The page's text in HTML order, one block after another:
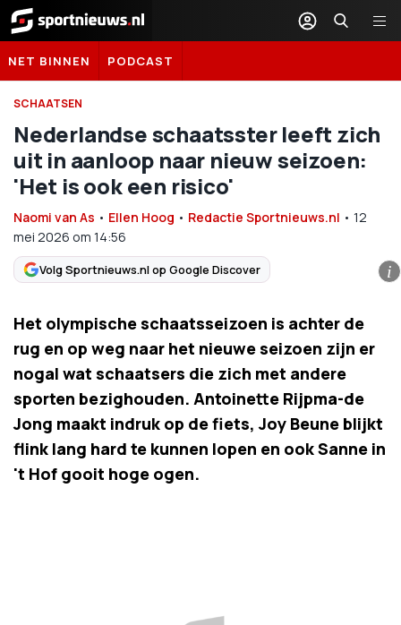
Sportnieuws.nl
NET BINNEN PODCAST
SCHAATSEN
Nederlandse schaatsster leeft zich
uit in aanloop naar nieuw seizoen:
'Het is ook een risico'
Naomi van As • Ellen Hoog • Redactie Sportnieuws.nl • 12
mei 2026 om 14:56
Volg Sportnieuws.nl op Google Discover i
Het olympische schaatsseizoen is achter de
rug en op weg naar het nieuwe seizoen zijn er
nogal wat schaatsers die zich met andere
sporten bezighouden. Antoinette Rijpma-de
Jong maakt indruk op de fiets, Joy Beune blijkt
flink lang hard te kunnen lopen en ook Sanne in
't Hof gooit hoge ogen.